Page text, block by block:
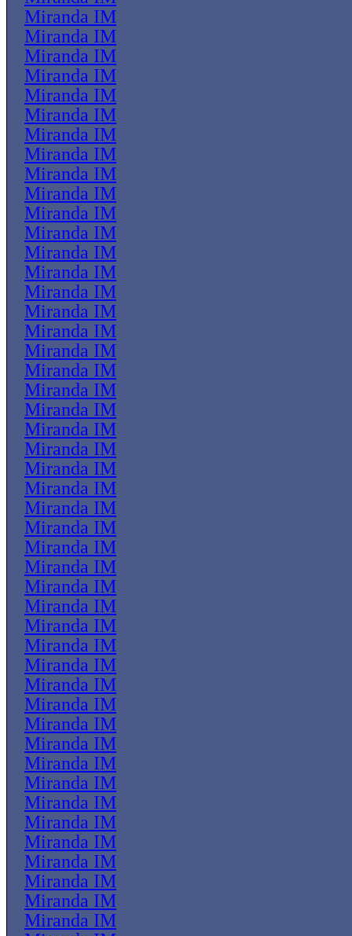
Miranda IM
Miranda IM
Miranda IM
Miranda IM
Miranda IM
Miranda IM
Miranda IM
Miranda IM
Miranda IM
Miranda IM
Miranda IM
Miranda IM
Miranda IM
Miranda IM
Miranda IM
Miranda IM
Miranda IM
Miranda IM
Miranda IM
Miranda IM
Miranda IM
Miranda IM
Miranda IM
Miranda IM
Miranda IM
Miranda IM
Miranda IM
Miranda IM
Miranda IM
Miranda IM
Miranda IM
Miranda IM
Miranda IM
Miranda IM
Miranda IM
Miranda IM
Miranda IM
Miranda IM
Miranda IM
Miranda IM
Miranda IM
Miranda IM
Miranda IM
Miranda IM
Miranda IM
Miranda IM
Miranda IM